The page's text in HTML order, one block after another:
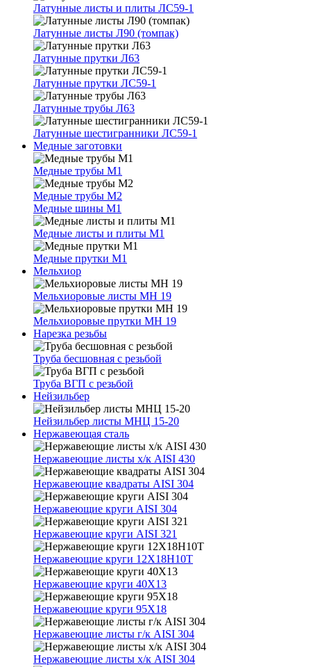
Латунные листы и плиты ЛС59-1
Латунные листы Л90 (томпак)
Латунные прутки Л63
Латунные прутки ЛС59-1
Латунные трубы Л63
Латунные шестигранники ЛС59-1
Медные заготовки
Медные трубы М1
Медные трубы М2
Медные шины М1
Медные листы и плиты М1
Медные прутки М1
Мельхиор
Мельхиоровые листы МН 19
Мельхиоровые прутки МН 19
Нарезка резьбы
Труба бесшовная с резьбой
Труба ВГП с резьбой
Нейзильбер
Нейзильбер листы МНЦ 15-20
Нержавеющая сталь
Нержавеющие листы х/к AISI 430
Нержавеющие квадраты AISI 304
Нержавеющие круги AISI 304
Нержавеющие круги AISI 321
Нержавеющие круги 12Х18Н10Т
Нержавеющие круги 40Х13
Нержавеющие круги 95Х18
Нержавеющие листы г/к AISI 304
Нержавеющие листы х/к AISI 304